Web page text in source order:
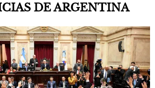
DE ARGENTINA